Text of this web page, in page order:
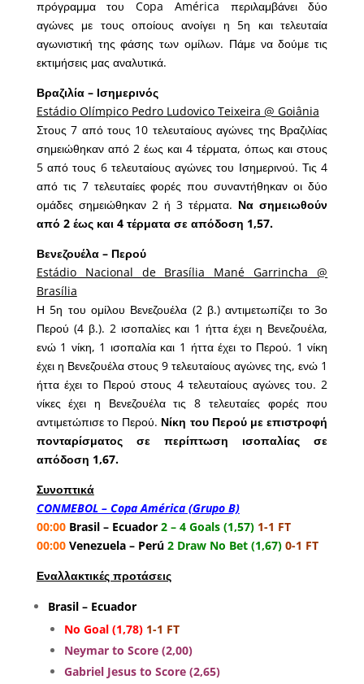
πρόγραμμα του Copa América περιλαμβάνει δύο
αγώνες με τους οποίους ανοίγει η 5η και τελευταία
αγωνιστική της φάσης των ομίλων. Πάμε να δούμε τις
εκτιμήσεις μας αναλυτικά.
Βραζιλία – Ισημερινός
Estádio Olímpico Pedro Ludovico Teixeira @ Goiânia
Στους 7 από τους 10 τελευταίους αγώνες της Βραζιλίας
σημειώθηκαν από 2 έως και 4 τέρματα, όπως και στους
5 από τους 6 τελευταίους αγώνες του Ισημερινού. Τις 4
από τις 7 τελευταίες φορές που συναντήθηκαν οι δύο
ομάδες σημειώθηκαν 2 ή 3 τέρματα. Να σημειωθούν
από 2 έως και 4 τέρματα σε απόδοση 1,57.
Βενεζουέλα – Περού
Estádio Nacional de Brasília Mané Garrincha @
Brasília
Η 5η του ομίλου Βενεζουέλα (2 β.) αντιμετωπίζει το 3ο
Περού (4 β.). 2 ισοπαλίες και 1 ήττα έχει η Βενεζουέλα,
ενώ 1 νίκη, 1 ισοπαλία και 1 ήττα έχει το Περού. 1 νίκη
έχει η Βενεζουέλα στους 9 τελευταίους αγώνες της, ενώ 1
ήττα έχει το Περού στους 4 τελευταίους αγώνες του. 2
νίκες έχει η Βενεζουέλα τις 8 τελευταίες φορές που
αντιμετώπισε το Περού. Νίκη του Περού με επιστροφή
πονταρίσματος σε περίπτωση ισοπαλίας σε
απόδοση 1,67.
Συνοπτικά
CONMEBOL – Copa América (Grupo B)
00:00Brasil – Ecuador2 – 4 Goals (1,57)1-1 FT
00:00Venezuela – Perú2 Draw No Bet (1,67)0-1 FT
Εναλλακτικές προτάσεις
Brasil – Ecuador
No Goal (1,78)1-1 FT
Neymar to Score (2,00)
Gabriel Jesus to Score (2,65)